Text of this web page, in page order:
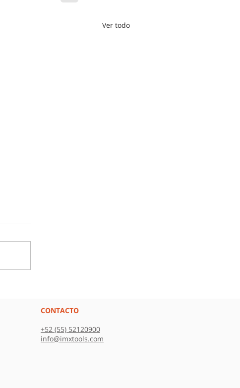
Ver todo
la selección de talento
organizacional
CONTACTO
+52 (55) 52120900
info@imxtools.com